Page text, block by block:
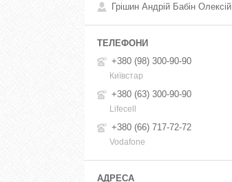
Грішин Андрій Бабін Олексій
+380 (98) 300-90-90
Київстар
+380 (63) 300-90-90
Lifecell
+380 (66) 717-72-72
Vodafone